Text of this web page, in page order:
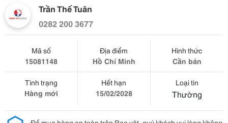
Trần Thế Tuân
0282 200 3677
Mã số
15081148
Địa điểm
Hồ Chí Minh
Hình thức
Cần bán
Tình trạng
Hàng mới
Hết hạn
15/02/2028
Loại tin
Thường